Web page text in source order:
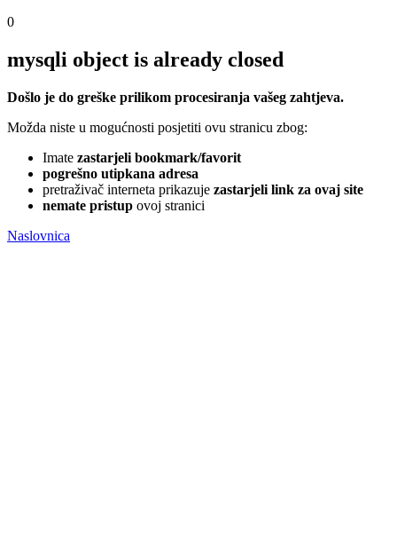
0
mysqli object is already closed
Došlo je do greške prilikom procesiranja vašeg zahtjeva.
Možda niste u mogućnosti posjetiti ovu stranicu zbog:
Imate zastarjeli bookmark/favorit
pogrešno utipkana adresa
pretraživač interneta prikazuje zastarjeli link za ovaj site
nemate pristup ovoj stranici
Naslovnica